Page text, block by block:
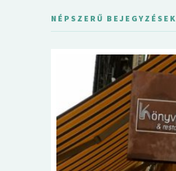
NÉPSZERŰ BEJEGYZÉSEK